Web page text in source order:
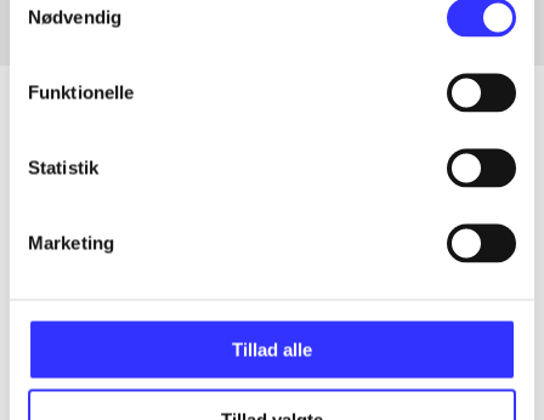
Nødvendig
Funktionelle
Statistik
Marketing
Tillad alle
Artikler